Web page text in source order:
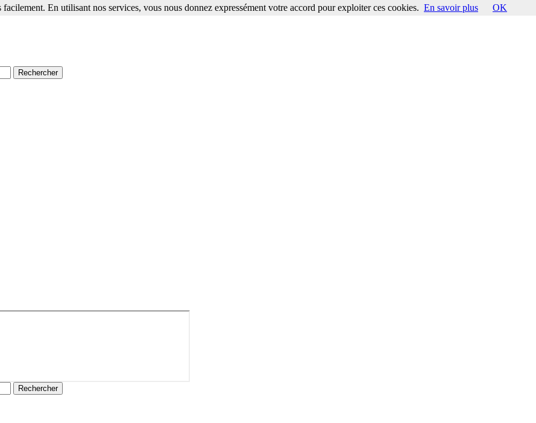
En utilisant nos services, vous nous donnez expressément votre accord pour exploiter ces cookies.En savoir plus OK
En utilisant nos services, vous nous donnez expressément votre accord pour exploiter ces cookies. En savoir plus OK